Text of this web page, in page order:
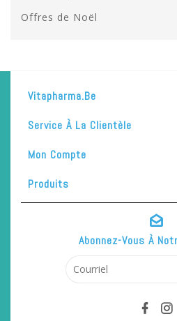
Offres de Noël
Vitapharma.be
Service À La Clientèle
Mon Compte
Produits
Abonnez-Vous À